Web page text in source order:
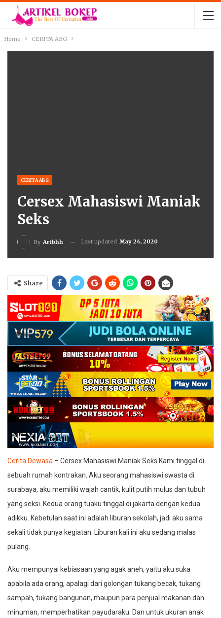
Home CERITA ABG
CERITA ABG
Cersex Mahasiswi Maniak
Seks
By Artbhh Last updated May 24, 2020
Share
Cerita Dewasa – Cersex Mahasiswi Maniak Seks Kami tinggal di
sebuah rumah kontrakan. Aku seorang mahasiswi swasta di
surabaya, aku memiliki wajah cantik, kulit putih mulus dan tubuh
yang seksi. Kedua orang tuaku tinggal di jakarta dengan kedua
adikku. Kebetulan saat ini adalah liburan sekolah, jadi aku sama
sekali tidak punya kegiatan. Liburan kali ini aku sedang malas
pulang.
Aku mempunyai kebiasaan yang agak aneh, yaitu aku suka
apabila ada orang, apalagi dari golongan tukang becak, tukang
sampah, tukang bangunan, maupun para penjual makanan dan
minuman, memperhatikan payudaraku. Dan untuk ukuran anak